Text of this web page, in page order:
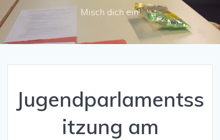
Misch dich ein!
Jugendparlamentss
itzung am